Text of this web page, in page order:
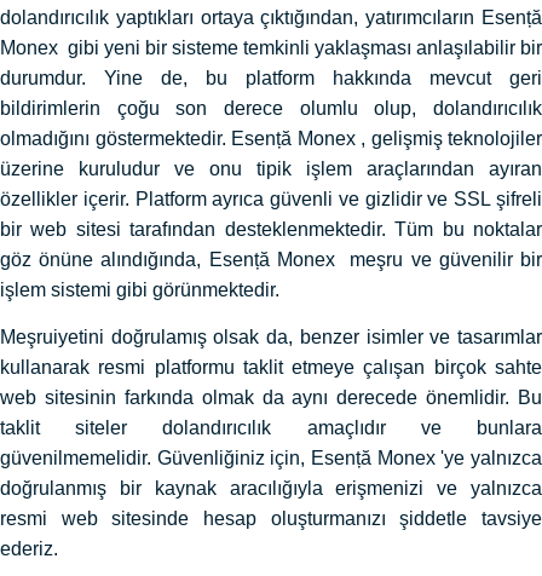
dolandırıcılık yaptıkları ortaya çıktığından, yatırımcıların Esență
Monex gibi yeni bir sisteme temkinli yaklaşması anlaşılabilir bir
durumdur. Yine de, bu platform hakkında mevcut geri
bildirimlerin çoğu son derece olumlu olup, dolandırıcılık
olmadığını göstermektedir. Esență Monex , gelişmiş teknolojiler
üzerine kuruludur ve onu tipik işlem araçlarından ayıran
özellikler içerir. Platform ayrıca güvenli ve gizlidir ve SSL şifreli
bir web sitesi tarafından desteklenmektedir. Tüm bu noktalar
göz önüne alındığında, Esență Monex meşru ve güvenilir bir
işlem sistemi gibi görünmektedir.
Meşruiyetini doğrulamış olsak da, benzer isimler ve tasarımlar
kullanarak resmi platformu taklit etmeye çalışan birçok sahte
web sitesinin farkında olmak da aynı derecede önemlidir. Bu
taklit siteler dolandırıcılık amaçlıdır ve bunlara
güvenilmemelidir. Güvenliğiniz için, Esență Monex 'ye yalnızca
doğrulanmış bir kaynak aracılığıyla erişmenizi ve yalnızca
resmi web sitesinde hesap oluşturmanızı şiddetle tavsiye
ederiz.